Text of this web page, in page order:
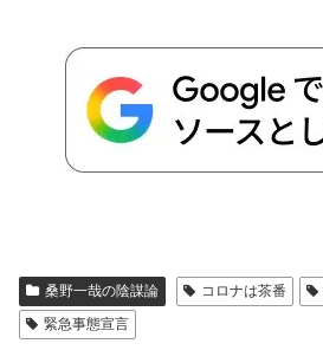
桑野一哉の陰謀論 コロナは茶番
緊急事態宣言